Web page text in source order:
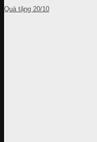
Quà tặng 20/10